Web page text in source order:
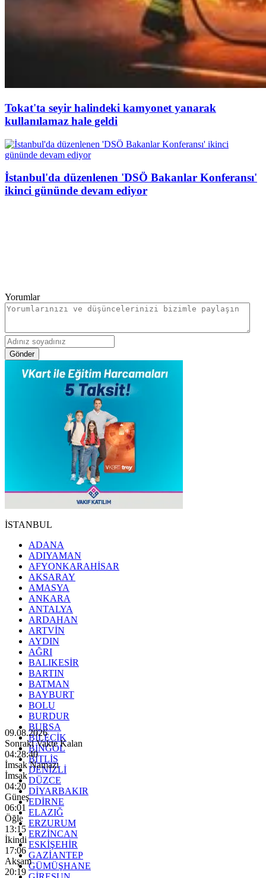
Tokat'ta seyir halindeki kamyonet yanarak
kullanılamaz hale geldi
İstanbul'da düzenlenen 'DSÖ Bakanlar Konferansı'
ikinci gününde devam ediyor
Yorumlar
Gönder
İSTANBUL
ADANA
ADIYAMAN
AFYONKARAHİSAR
AKSARAY
AMASYA
ANKARA
ANTALYA
ARDAHAN
ARTVİN
AYDIN
AĞRI
BALIKESİR
BARTIN
BATMAN
BAYBURT
BOLU
BURDUR
BURSA
BİLECİK
BİNGÖL
BİTLİS
DENİZLİ
DÜZCE
DİYARBAKIR
EDİRNE
ELAZIĞ
ERZURUM
ERZİNCAN
ESKİŞEHİR
GAZİANTEP
GÜMÜŞHANE
09.08.2026
Sonraki Vakte Kalan
04:28:39
İmsak Namazı
İmsak
04:20
Güneş
06:01
Öğle
13:15
İkindi
17:06
Akşam
20:19